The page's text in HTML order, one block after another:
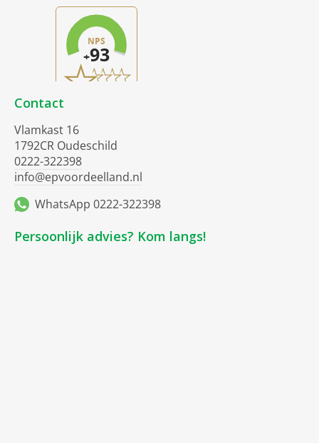
Contact
Vlamkast 16
1792CR Oudeschild
0222-322398
info@epvoordeelland.nl
WhatsApp 0222-322398
Persoonlijk advies? Kom langs!